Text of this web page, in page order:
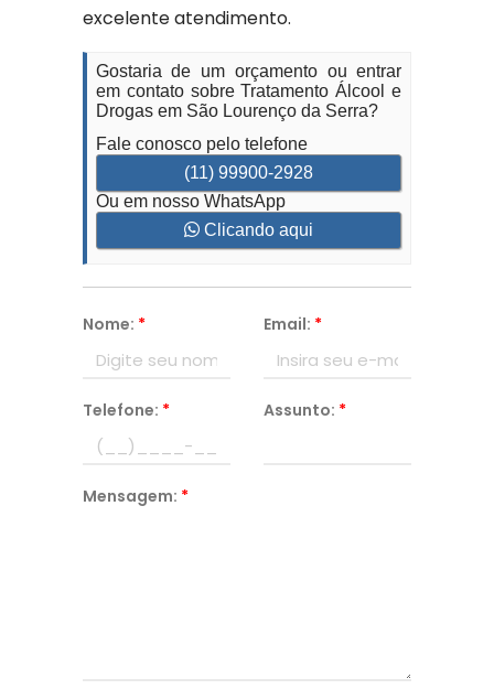
excelente atendimento.
Gostaria de um orçamento ou entrar
em contato sobre Tratamento Álcool e
Drogas em São Lourenço da Serra?
Fale conosco pelo telefone
(11) 99900-2928
Ou em nosso WhatsApp
Clicando aqui
Nome: * Email: *
Telefone: * Assunto: *
Mensagem: *